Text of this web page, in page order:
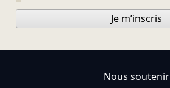
Je m’inscris
Nous soutenir